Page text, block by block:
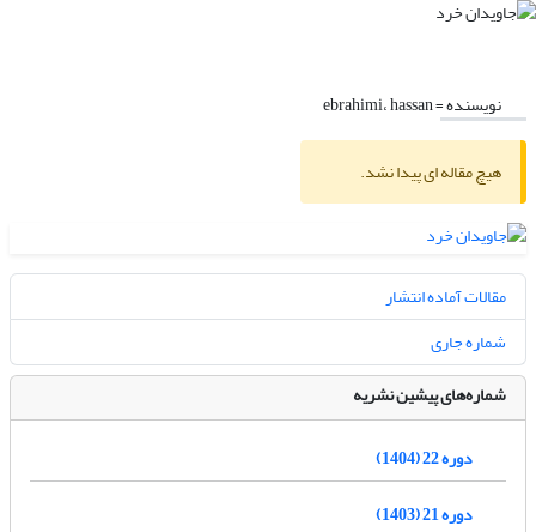
نویسنده =ebrahimi، hassan
هیچ مقاله ای پیدا نشد.
مقالات آماده انتشار
شماره جاری
شماره‌های پیشین نشریه
دوره 22 (1404)
دوره 21 (1403)